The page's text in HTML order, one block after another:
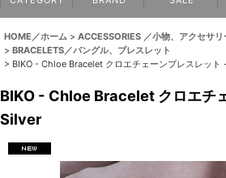
HOME／ホーム > ACCESSORIES ／小物、アクセサリ
> BRACELETS／バングル、ブレスレット
> BIKO - Chloe Bracelet クロエチェーンブレスレット
BIKO - Chloe Bracelet クロエチ
Silver